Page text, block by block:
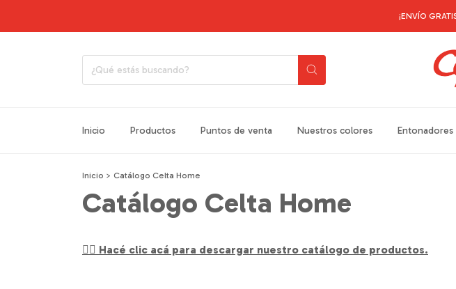
¡ENVÍO
Inicio Productos Puntos de venta Nuestros colores Entonadores
Inicio > Catálogo Celta Home
Catálogo Celta Home
👉🏽 Hacé clic acá para descargar nuestro catálogo de productos.